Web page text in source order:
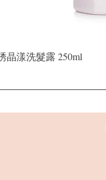
晶漾洗髮露 250ml